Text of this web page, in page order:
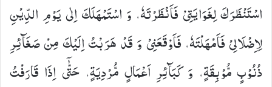
اسْتَنْظَرَكَ لِغَوَایَتِیْ فَاَنْظَرْتَهٗ، وَ اسْتَمْهَلَكَ اِلٰى یَوْمِ الدِّیْنِ
لِاِضْلَالِیْ فَاَمْهَلْتَهٗ، فَاَوْقَعَنِیْ وَ قَدْ هَرَبْتُ اِلَیْكَ مِنْ صَغَآئِرِ
ذُنُوْبٍ مُّوْبِقَةٍ، وَ كَبَآئِرِ اَعْمَالٍ مُّرْدِیَةٍ، حَتّٰۤى اِذَا قَارَفْتُ